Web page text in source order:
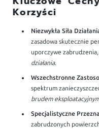
Korzyści
Niezwykła Siła
zasadowa skutecznie
uporczywe
działania.
Wszechstronne
spektrum
brudem
Specjalistyczne
zabrudzonych